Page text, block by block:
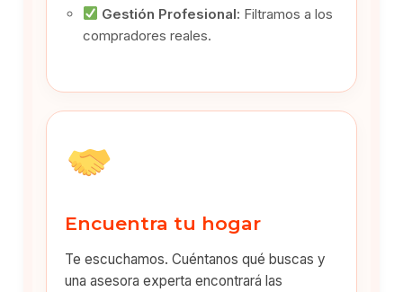
Gestión Profesional: Filtramos a los
compradores reales.
Encuentra tu hogar
Te escuchamos. Cuéntanos qué buscas y
una asesora experta encontrará las